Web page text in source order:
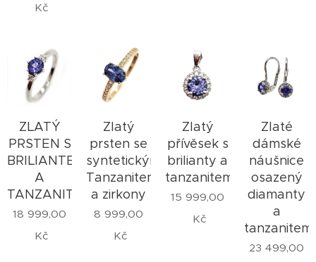
Kč
ZLATÝ
PRSTEN S
BRILIANTEM
A
TANZANITEM
18 999,00
Kč
Zlatý
prsten se
syntetickým
Tanzanitem
a zirkony
8 999,00
Kč
Zlatý
přívěsek s
brilianty a
tanzanitem
15 999,00
Kč
Zlaté
dámské
náušnice
osazený
diamanty
a
tanzanitem
23 499,00